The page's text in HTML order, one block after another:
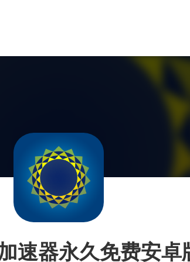
速器永久免费安卓